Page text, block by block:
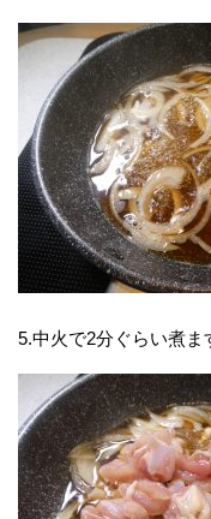
5.中火で2分ぐらい煮ま